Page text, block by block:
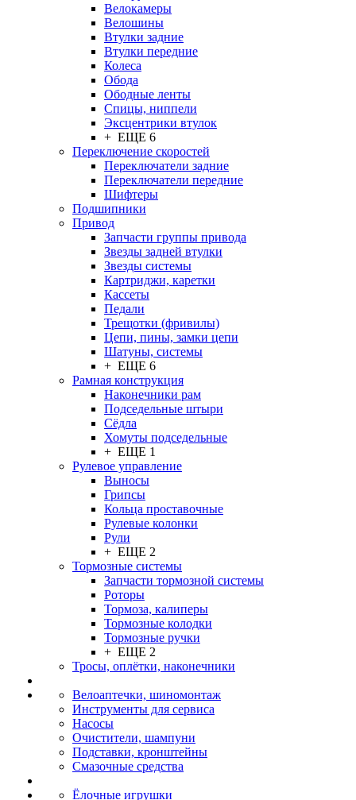
Велокамеры
Велошины
Втулки задние
Втулки передние
Колеса
Обода
Ободные ленты
Спицы, ниппели
Эксцентрики втулок
+ ЕЩЕ 6
Переключение скоростей
Переключатели задние
Переключатели передние
Шифтеры
Подшипники
Привод
Запчасти группы привода
Звезды задней втулки
Звезды системы
Картриджи, каретки
Кассеты
Педали
Трещотки (фривилы)
Цепи, пины, замки цепи
Шатуны, системы
+ ЕЩЕ 6
Рамная конструкция
Наконечники рам
Подседельные штыри
Сёдла
Хомуты подседельные
+ ЕЩЕ 1
Рулевое управление
Выносы
Грипсы
Кольца проставочные
Рулевые колонки
Рули
+ ЕЩЕ 2
Тормозные системы
Запчасти тормозной системы
Роторы
Тормоза, калиперы
Тормозные колодки
Тормозные ручки
+ ЕЩЕ 2
Тросы, оплётки, наконечники
Велоаптечки, шиномонтаж
Инструменты для сервиса
Насосы
Очистители, шампуни
Подставки, кронштейны
Смазочные средства
Ёлочные игрушки